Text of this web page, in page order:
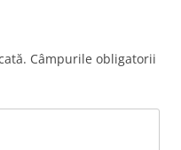
Câmpurile obligatorii